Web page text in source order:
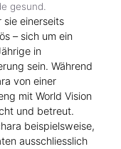
gesund.
einerseits
– sich um ein
in
sein. Während
von einer
mit World Vision
und betreut.
beispielsweise,
ausschliesslich